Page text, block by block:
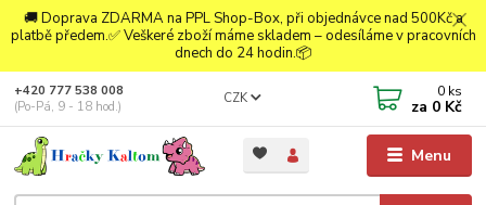
🚚 Doprava ZDARMA na PPL Shop-Box, při objednávce nad 500Kč a
platbě předem.✅ Veškeré zboží máme skladem – odesíláme v pracovních
dnech do 24 hodin.📦
Menu
CZK
+420 777 538 008
(Po-Pá, 9 - 18 hod.)
0 ks
za 0 Kč